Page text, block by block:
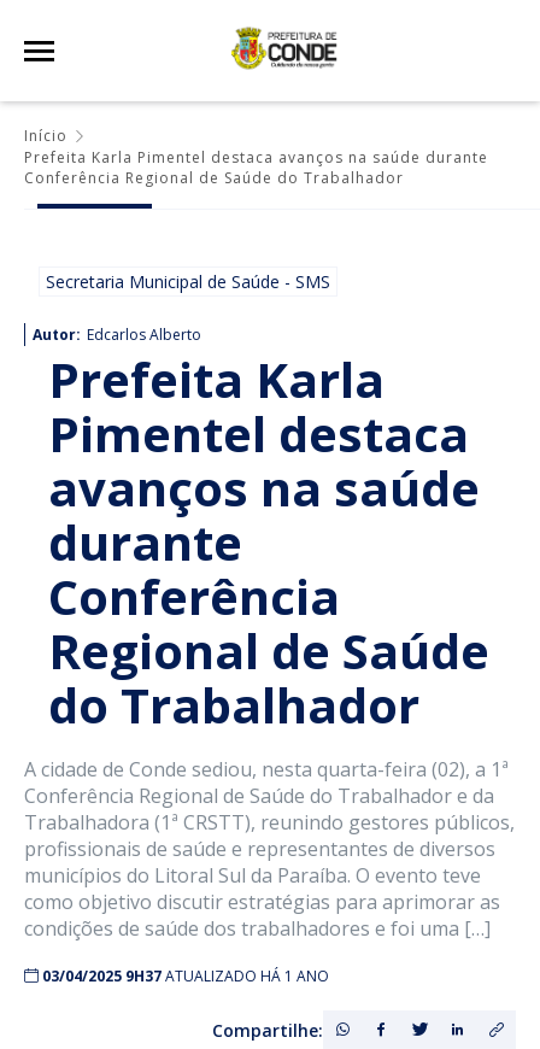
Início
Prefeita Karla Pimentel destaca avanços na saúde durante
Conferência Regional de Saúde do Trabalhador
Secretaria Municipal de Saúde - SMS
Autor: Edcarlos Alberto
Prefeita Karla
Pimentel destaca
avanços na saúde
durante
Conferência
Regional de Saúde
do Trabalhador
A cidade de Conde sediou, nesta quarta-feira (02), a 1ª
Conferência Regional de Saúde do Trabalhador e da
Trabalhadora (1ª CRSTT), reunindo gestores públicos,
profissionais de saúde e representantes de diversos
municípios do Litoral Sul da Paraíba. O evento teve
como objetivo discutir estratégias para aprimorar as
condições de saúde dos trabalhadores e foi uma […]
03/04/2025 9H37ATUALIZADO HÁ 1 ANO
Compartilhe: